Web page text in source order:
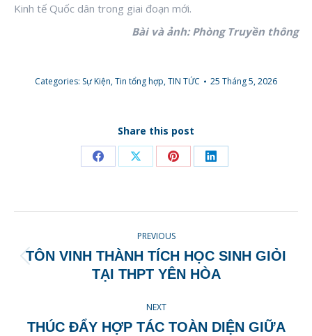
Kinh tế Quốc dân trong giai đoạn mới.
Bài và ảnh: Phòng Truyền thông
Categories: Sự Kiện,Tin tổng hợp,TIN TỨC 25 Tháng 5, 2026
Share this post
Share Share Share Share
NAVIGATION
PREVIOUS
Previous
post:
TÔN VINH THÀNH TÍCH HỌC SINH GIỎI
TẠI THPT YÊN HÒA
NEXT
THÚC ĐẨY HỢP TÁC TOÀN DIỆN GIỮA